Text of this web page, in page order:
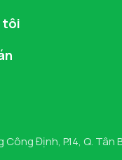
tôi
Định, P.14, Q. Tân